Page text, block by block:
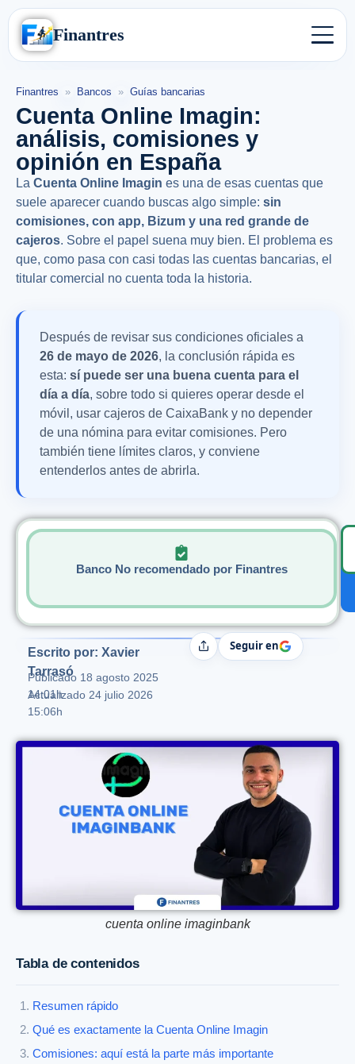
Finantres
Finantres » Bancos » Guías bancarias
Cuenta Online Imagin:
análisis, comisiones y
opinión en España
La Cuenta Online Imagin es una de esas cuentas que
suele aparecer cuando buscas algo simple: sin
comisiones, con app, Bizum y una red grande de
cajeros. Sobre el papel suena muy bien. El problema es
que, como pasa con casi todas las cuentas bancarias, el
titular comercial no cuenta toda la historia.
Después de revisar sus condiciones oficiales a
26 de mayo de 2026, la conclusión rápida es
esta: sí puede ser una buena cuenta para el
día a día, sobre todo si quieres operar desde el
móvil, usar cajeros de CaixaBank y no depender
de una nómina para evitar comisiones. Pero
también tiene límites claros, y conviene
entenderlos antes de abrirla.
Banco No recomendado por Finantres
Escrito por: Xavier
Tarrasó
Publicado 18 agosto 2025
14:01h
Actualizado 24 julio 2026
15:06h
CompartirSeguir en
cuenta online imaginbank
Tabla de contenidos
Resumen rápido
Qué es exactamente la Cuenta Online Imagin
Comisiones: aquí está la parte más importante